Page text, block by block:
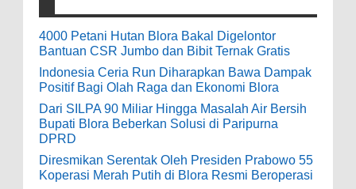
0 5-16-2026
Pesan Bupati Blora: 55 Truk KDKMP Jangan
Sampai Disewakan Apalagi Viral Salah
Peruntukan
0 5-10-2026
bolehkah kami study banding di akir
Anonymous :
7-3-2020
baik bisa meningkatkan ekonomi masyarakat
sekitar. Amin
4000 Petani Hutan Blora Bakal Digelontor
Bantuan CSR Jumbo dan Bibit Ternak Gratis
Indonesia Ceria Run Diharapkan Bawa Dampak
Positif Bagi Olah Raga dan Ekonomi Blora
Dari SILPA 90 Miliar Hingga Masalah Air Bersih
Bupati Blora Beberkan Solusi di Paripurna
DPRD
Diresmikan Serentak Oleh Presiden Prabowo 55
Koperasi Merah Putih di Blora Resmi Beroperasi